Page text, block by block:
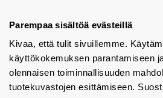
Parempaa sisältöä evästeillä
Kivaa, että tulit sivuillemme.
käyttökokemuksen parantamiseen
olennaisen toiminnallisuuden
tuotekuvastojen esittämiseen.
Tuotekuvastot
Instagram
BIM-objektit
Yhteystiedot